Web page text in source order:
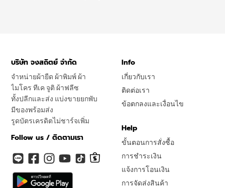
บริษัท จงสถิตย์ จำกัด
จำหน่ายผ้ายืด ผ้าพิมพ์ ผ้า
ไมโคร ทีเค จูติ ผ้าฟลีซ
ทั้งปลีกและส่ง แบ่งขายยกพับ
มีของพร้อมส่ง
รูดบัตรเครดิตไม่ชาร์จเพิ่ม
Follow us / ติดตามเรา
Info
เกี่ยวกับเรา
ติดต่อเรา
ข้อตกลงและเงื่อนไข
Help
ขั้นตอนการสั่งซื้อ
การชำระเงิน
แจ้งการโอนเงิน
การจัดส่งสินค้า